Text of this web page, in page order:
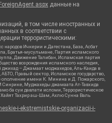
данные на
в том числе иностранных и
в соответствии с
террористическими:
Ичкерии и Дагестана, База, Асбат
Братья-мусульмане, Партия исламского
Движение Талибан, Исламская партия
возрождения исламского наследия,
– Джамаат моджахедов, Аль-Каида в
Правый сектор, Исламское государство,
имени К. Минина и Д. Пожарского,
Синрике, Муджахеды джамаата Ат-Тавхида
ба суи давлати исломи, Террористическое
Хайят Тахрир аш-Шам, Ахлю Сунна Валь
i-ekstremistskie-organizacii-i-